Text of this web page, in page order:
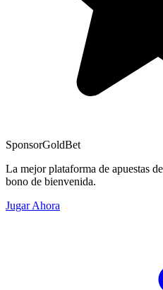
SponsorGoldBet
La mejor plataforma de apuestas
bono de bienvenida.
Jugar Ahora